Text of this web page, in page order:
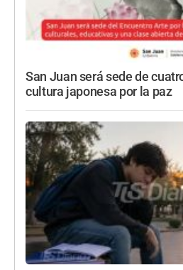
San Juan será sede de
cultura japonesa por la paz